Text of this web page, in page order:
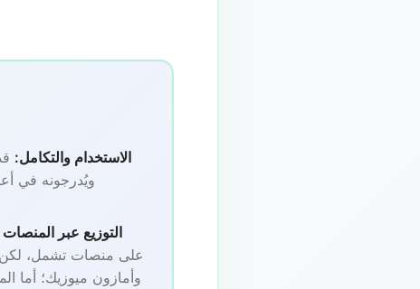
الاستخدام والتكامل:
ويُدرجونه في
التوزيع عبر المنصات
على منصات تشمل، لكن
وأمازون ميوزيك؛ أما